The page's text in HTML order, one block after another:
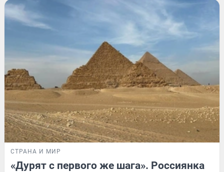
СТРАНА И МИР
«Дурят с первого же шага». Россиянка